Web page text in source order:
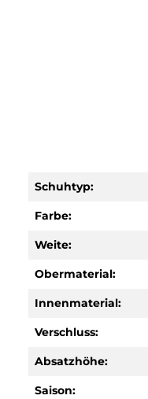
Schuhtyp:
Farbe:
Weite:
Obermaterial:
Innenmaterial:
Verschluss:
Absatzhöhe:
Saison: